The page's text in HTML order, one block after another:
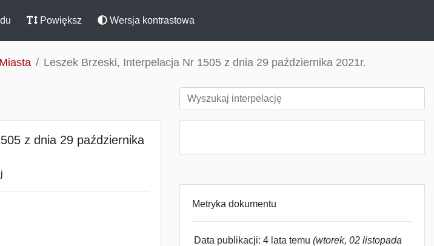
Powiększ Wersja kontrastowa
Leszek Brzeski, Interpelacja Nr 1505 z dnia 29 października 2021r.
z dnia 29 października
Metryka dokumentu
Data publikacji: 4 lata temu (wtorek, 02 listopada